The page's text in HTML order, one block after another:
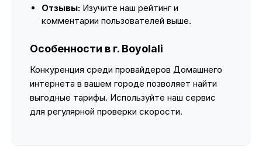
Отзывы: Изучите наш рейтинг и
комментарии пользователей выше.
Особенности в г. Boyolali
Конкуренция среди провайдеров Домашнего
интернета в вашем городе позволяет найти
выгодные тарифы. Используйте наш сервис
для регулярной проверки скорости.